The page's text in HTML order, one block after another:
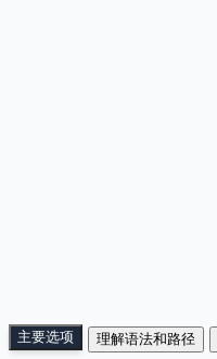
主要选项 理解语法和路径